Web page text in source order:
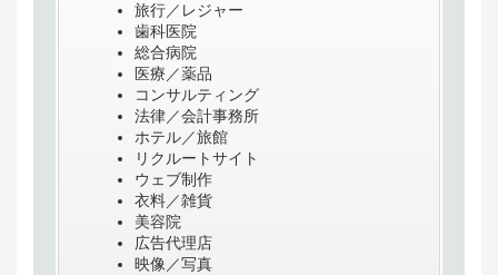
旅行／レジャー
歯科医院
総合病院
医療／薬品
コンサルティング
法律／会計事務所
ホテル／旅館
リクルートサイト
ウェブ制作
衣料／雑貨
美容院
広告代理店
映像／写真